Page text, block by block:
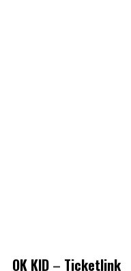
OK KID– Ticketlink